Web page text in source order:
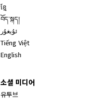
ខ្មែ
བོད་སྐད།
ئۇيغۇر
Tiếng Việt
English
소셜 미디어
유투브